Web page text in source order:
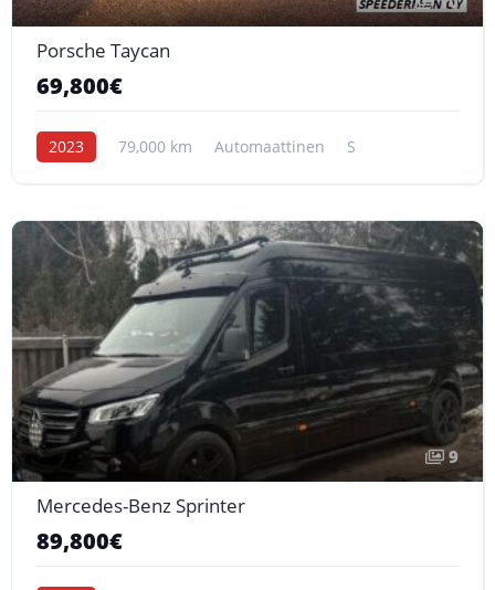
Porsche Taycan
69,800€
2023 79,000 km Automaattinen S
9
Mercedes-Benz Sprinter
89,800€